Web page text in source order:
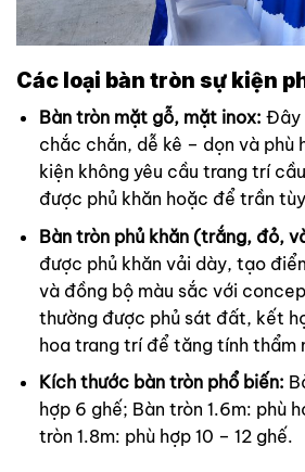
Các loại bàn tròn sự kiện
Bàn tròn mặt gỗ, mặt inox: Đây
chắc chắn, dễ kê – dọn và phù
kiện không yêu cầu trang trí
được phủ khăn hoặc để trần
Bàn tròn phủ khăn (trắng, đỏ,
được phủ khăn vải dày, tạo
và đồng bộ màu sắc với
thường được phủ sát đất, kết
hoa trang trí để tăng tính thẩm
Kích thước bàn tròn phổ biến:
hợp 6 ghế; Bàn tròn 1.6m: phù
tròn 1.8m: phù hợp 10 – 12 ghế.